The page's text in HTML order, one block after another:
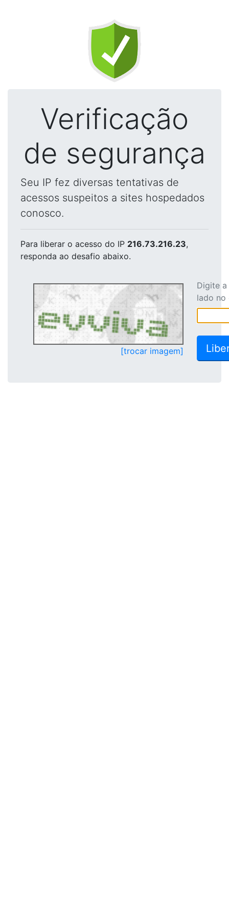
Verificação
de segurança
Seu IP fez diversas tentativas de
acessos suspeitos a sites hospedados
conosco.
Para liberar o acesso do IP 216.73.216.23,
responda ao desafio abaixo.
[trocar imagem]
Digite
lado no